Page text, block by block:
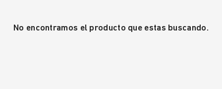
No encontramos el producto que estas buscando.